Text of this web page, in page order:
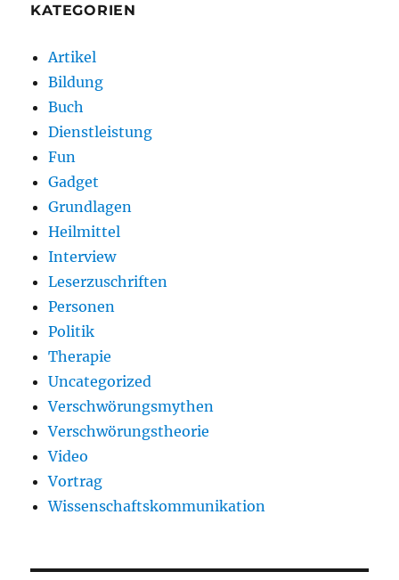
KATEGORIEN
Artikel
Bildung
Buch
Dienstleistung
Fun
Gadget
Grundlagen
Heilmittel
Interview
Leserzuschriften
Personen
Politik
Therapie
Uncategorized
Verschwörungsmythen
Verschwörungstheorie
Video
Vortrag
Wissenschaftskommunikation